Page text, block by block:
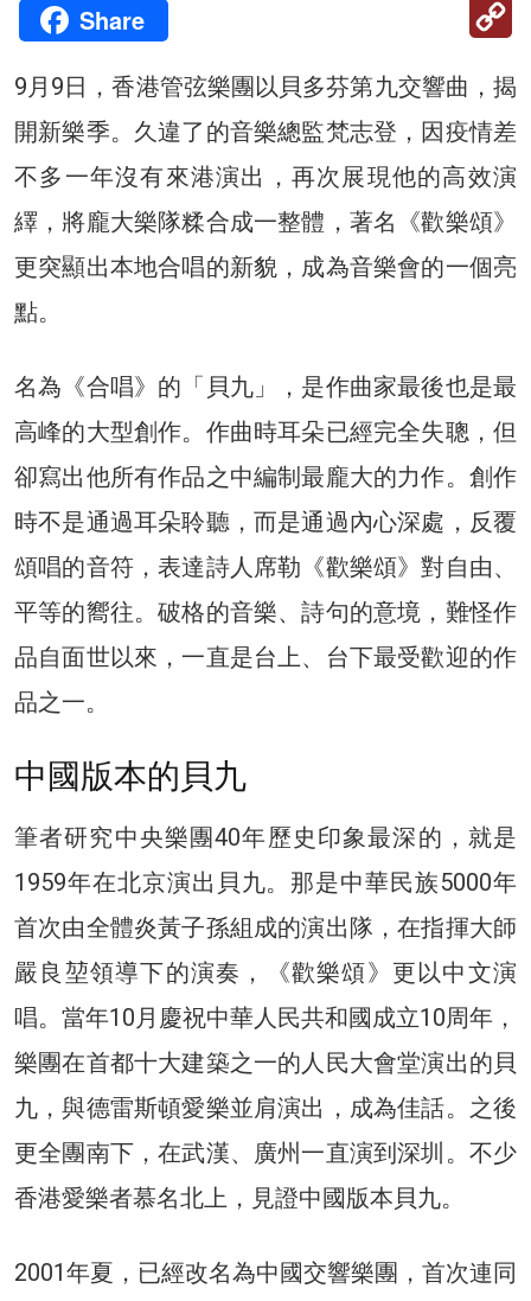
Share
9月9日，香港管弦樂團以貝多芬第九交響曲，揭
開新樂季。久違了的音樂總監梵志登，因疫情差
不多一年沒有來港演出，再次展現他的高效演
繹，將龐大樂隊糅合成一整體，著名《歡樂頌》
更突顯出本地合唱的新貌，成為音樂會的一個亮
點。
名為《合唱》的「貝九」，是作曲家最後也是最
高峰的大型創作。作曲時耳朵已經完全失聰，但
卻寫出他所有作品之中編制最龐大的力作。創作
時不是通過耳朵聆聽，而是通過內心深處，反覆
頌唱的音符，表達詩人席勒《歡樂頌》對自由、
平等的嚮往。破格的音樂、詩句的意境，難怪作
品自面世以來，一直是台上、台下最受歡迎的作
品之一。
中國版本的貝九
筆者研究中央樂團40年歷史印象最深的，就是
1959年在北京演出貝九。那是中華民族5000年
首次由全體炎黃子孫組成的演出隊，在指揮大師
嚴良堃領導下的演奏，《歡樂頌》更以中文演
唱。當年10月慶祝中華人民共和國成立10周年，
樂團在首都十大建築之一的人民大會堂演出的貝
九，與德雷斯頓愛樂並肩演出，成為佳話。之後
更全團南下，在武漢、廣州一直演到深圳。不少
香港愛樂者慕名北上，見證中國版本貝九。
2001年夏，已經改名為中國交響樂團，首次連同